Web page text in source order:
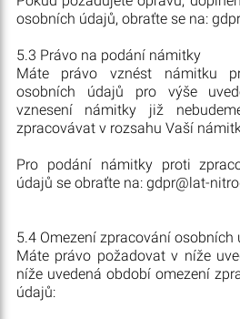
osobních údajů, obraťte se na:
5.3 Právo na podání námitky
Máte právo vznést námitku
osobních údajů pro výše
vznesení námitky již
zpracovávat v rozsahu Vaší
Pro podání námitky proti
údajů se obraťte na: gdpr@lat-
5.4 Omezení zpracování osobních
Máte právo požadovat v níže
níže uvedená období omezení
údajů: